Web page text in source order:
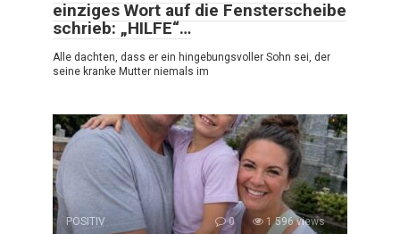
einziges Wort auf die Fensterscheibe
schrieb: „HILFE“…
Alle dachten, dass er ein hingebungsvoller Sohn sei, der
seine kranke Mutter niemals im
POSITIV 0 1 596 views